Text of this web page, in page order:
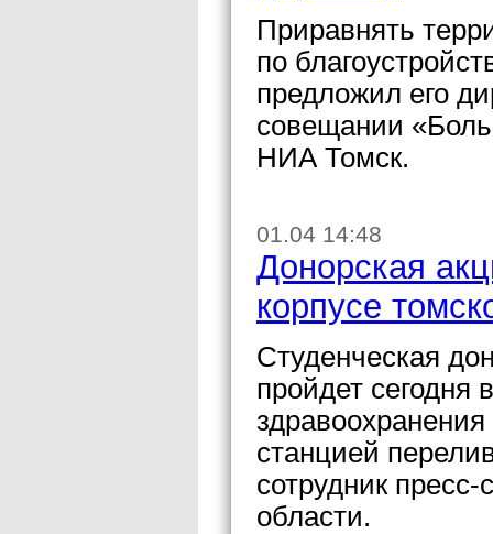
Приравнять
по
предложил его
совещании
НИА Томск.
01.04 14:48
Донорская
корпусе
Студенческая
пройдет сегодня
станцией
сотрудник
области.